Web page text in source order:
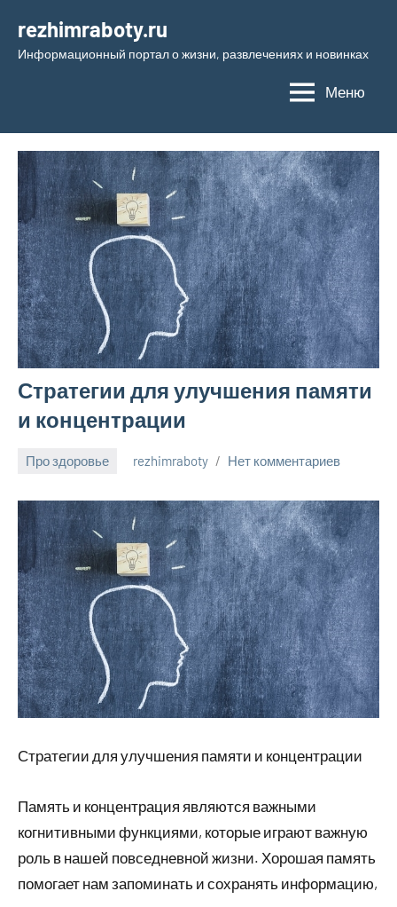
содержимому
rezhimraboty.ru
Информационный портал о жизни, развлечениях и новинках
Меню
Стратегии для улучшения памяти
и концентрации
Про здоровье
2024
rezhimraboty Нет комментариев
Стратегии для улучшения памяти и концентрации
Память и концентрация являются важными
когнитивными функциями, которые играют важную
роль в нашей повседневной жизни. Хорошая память
помогает нам запоминать и сохранять информацию,